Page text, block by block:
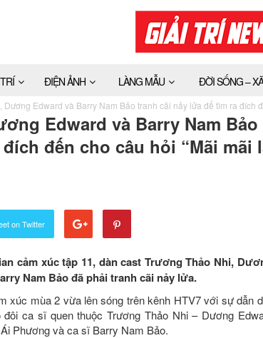
ĐIỆN ẢNH LÀNG MẪU ĐỜI SỐNG –
Dương Edward và Barry Nam Bảo tranh cãi nảy lửa để tìm ra đích
Edward và Barry Nam Bảo
đến cho câu hỏi “Mãi mãi
on Twitter
cảm xúc tập 11, dàn cast Trương Thảo Nhi,
Nam Bảo đã phải tranh cãi nảy lửa.
xúc mùa 2 vừa lên sóng trên kênh HTV7 với sự dẫn
ca sĩ quen thuộc Trương Thảo Nhi – Dương
Phương và ca sĩ Barry Nam Bảo.